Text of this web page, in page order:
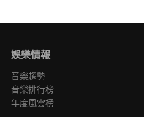
娛樂情報
音樂趨勢
音樂排行榜
年度風雲榜